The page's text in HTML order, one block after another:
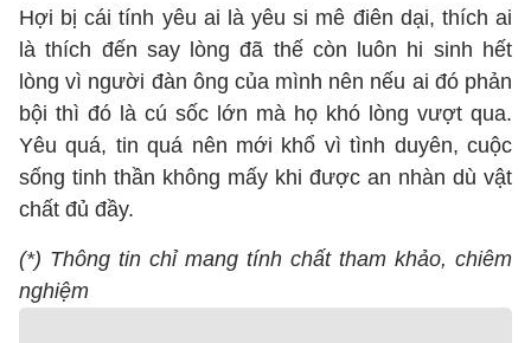
Hợi bị cái tính yêu ai là yêu si mê điên dại, thích ai
là thích đến say lòng đã thế còn luôn hi sinh hết
lòng vì người đàn ông của mình nên nếu ai đó phản
bội thì đó là cú sốc lớn mà họ khó lòng vượt qua.
Yêu quá, tin quá nên mới khổ vì tình duyên, cuộc
sống tinh thần không mấy khi được an nhàn dù vật
chất đủ đầy.
(*) Thông tin chỉ mang tính chất tham khảo, chiêm
nghiệm